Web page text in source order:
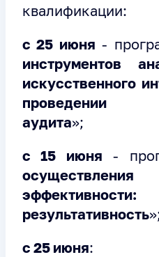
квалификации:
с 25 июня -
инструментов
искусственного
проведении
аудита»;
с 15 июня -
результативность
с 25 июня: